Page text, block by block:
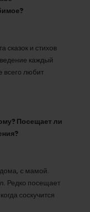
сказок и стихов
каждый
всего любит
Посещает ли
с мамой.
Редко посещает
соскучится